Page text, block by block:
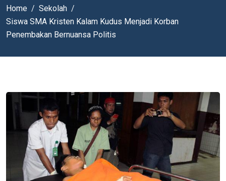
Home
Sekolah
Siswa SMA Kristen Kalam Kudus Menjadi Korban
Penembakan Bernuansa Politis